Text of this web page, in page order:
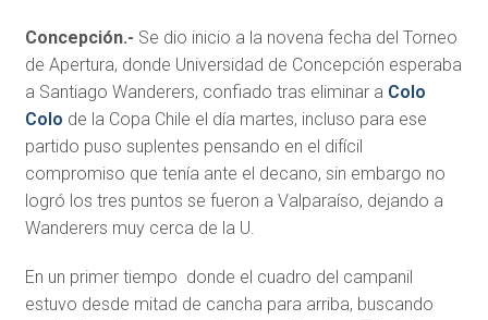
Concepción.- Se dio inicio a la novena fecha del Torneo
de Apertura, donde Universidad de Concepción esperaba
a Santiago Wanderers, confiado tras eliminar a Colo
Colo de la Copa Chile el día martes, incluso para ese
partido puso suplentes pensando en el difícil
compromiso que tenía ante el decano, sin embargo no
logró los tres puntos se fueron a Valparaíso, dejando a
Wanderers muy cerca de la U.
En un primer tiempo donde el cuadro del campanil
estuvo desde mitad de cancha para arriba, buscando